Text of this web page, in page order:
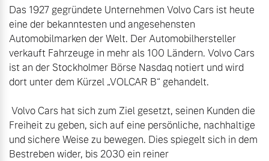
Das 1927 gegründete Unternehmen Volvo Cars ist heute
eine der bekanntesten und angesehensten
Automobilmarken der Welt. Der Automobilhersteller
verkauft Fahrzeuge in mehr als 100 Ländern. Volvo Cars
ist an der Stockholmer Börse Nasdaq notiert und wird
dort unter dem Kürzel „VOLCAR B“ gehandelt.
Freiheit zu geben, sich auf eine persönliche, nachhaltige
und sichere Weise zu bewegen. Dies spiegelt sich in dem
Bestreben wider, bis 2030 ein reiner